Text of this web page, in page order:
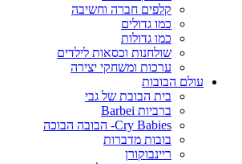
קלפים חברה וחשיבה
כמו גדולים
כמו גדולות
שולחנות וכסאות לילדים
ערכות ומשחקי יצירה
עולם הבובות
בית הבובת של גבי
ברביות Barbei
Cry Babies- הבובה הבוכה
בובות מדברות
ריינבוקורן